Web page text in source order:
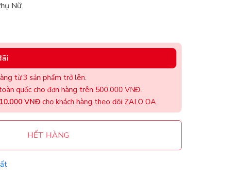
Nữ
từ 3 sản phẩm trở lên.
quốc cho đơn hàng trên 500.000 VNĐ.
VNĐ cho khách hàng theo dõi ZALO OA.
HẾT HÀNG